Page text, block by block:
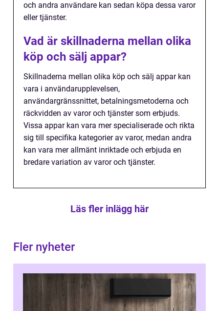
och andra användare kan sedan köpa dessa varor
eller tjänster.
Vad är skillnaderna mellan olika
köp och sälj appar?
Skillnaderna mellan olika köp och sälj appar kan
vara i användarupplevelsen,
användargränssnittet, betalningsmetoderna och
räckvidden av varor och tjänster som erbjuds.
Vissa appar kan vara mer specialiserade och rikta
sig till specifika kategorier av varor, medan andra
kan vara mer allmänt inriktade och erbjuda en
bredare variation av varor och tjänster.
Läs fler inlägg här
Fler nyheter